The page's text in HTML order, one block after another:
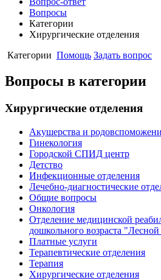
Вопросы
Категории
Хирургические отделения
Категории Помощь Задать вопрос
Вопросы в категории
Хирургические отделения
Акушерства и
Гинекология
Городской СПИД центр
Детство
Инфекционные отделения
Лечебно-диагностические
Общие вопросы
Онкология
Отделение медицинской
дошкольного возраста
Платные услуги
Терапевтические отделения
Терапия
Хирургические отделения